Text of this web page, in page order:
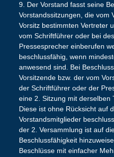
9. Der Vorstand fasst seine
Vorstandssitzungen, die vom
Vorsitz bestimmten Vertreter
vom Schriftführer oder bei
Pressesprecher einberufen
beschlussfähig, wenn
anwesend sind. Bei
Vorsitzende bzw. der vom
der Schriftführer oder der
eine 2. Sitzung mit derselben
Diese ist ohne Rücksicht auf
Vorstandsmitglieder
der 2. Versammlung ist auf
Beschlussfähigkeit
Beschlüsse mit einfacher